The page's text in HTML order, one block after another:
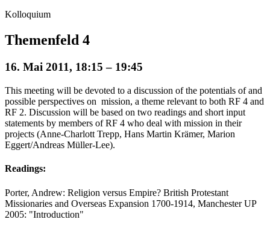
Kolloquium
Themenfeld 4
16. Mai 2011, 18:15 – 19:45
This meeting will be devoted to a discussion of the potentials of and
possible perspectives on mission, a theme relevant to both RF 4 and
RF 2. Discussion will be based on two readings and short input
statements by members of RF 4 who deal with mission in their
projects (Anne-Charlott Trepp, Hans Martin Krämer, Marion
Eggert/Andreas Müller-Lee).
Readings:
Porter, Andrew: Religion versus Empire? British Protestant
Missionaries and Overseas Expansion 1700-1914, Manchester UP
2005: "Introduction"